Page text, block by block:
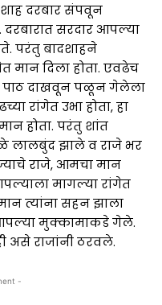
दरबार संपवून
सरदार आपल्या
परंतु बादशाहने
मान दिला होता. एवढेच
पाठ दाखवून पळून गेलेला
रांगेत उभा होता, हा
होता. परंतु शांत
लालबुंद झाले व राजे भर
राजे, आमचा मान
मागल्या रांगेत
त्यांना सहन झाला
आपल्या मुक्कामाकडे गेले.
असे राजांनी ठरवले.
-